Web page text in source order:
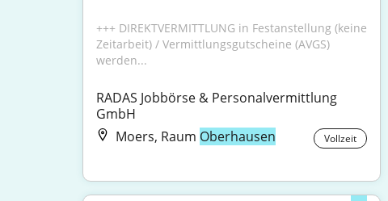
+++ DIREKTVERMITTLUNG in Festanstellung (keine
Zeitarbeit) / Vermittlungsgutscheine (AVGS)
werden...
RADAS Jobbörse & Personalvermittlung
GmbH
Moers, Raum Oberhausen Vollzeit